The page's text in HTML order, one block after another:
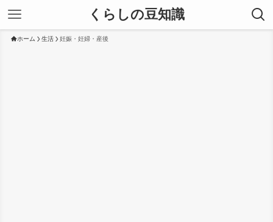
くらしの豆知識
ホーム 生活 妊娠・妊婦・産後